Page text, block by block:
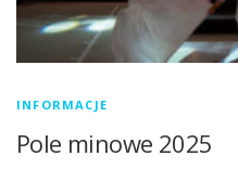
INFORMACJE
Pole minowe 2025